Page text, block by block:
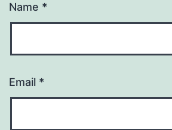
Name *
Email *